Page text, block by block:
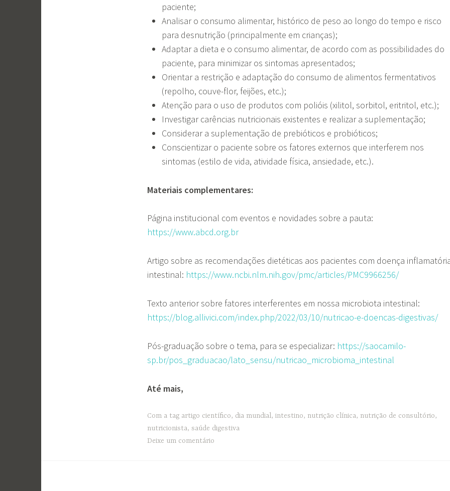
paciente;
Analisar o consumo alimentar, histórico de peso ao longo do tempo e risco
para desnutrição (principalmente em crianças);
Adaptar a dieta e o consumo alimentar, de acordo com as possibilidades do
paciente, para minimizar os sintomas apresentados;
Orientar a restrição e adaptação do consumo de alimentos fermentativos
(repolho, couve-flor, feijões, etc.);
Atenção para o uso de produtos com polióis (xilitol, sorbitol, eritritol, etc.);
Investigar carências nutricionais existentes e realizar a suplementação;
Considerar a suplementação de prebióticos e probióticos;
Conscientizar o paciente sobre os fatores externos que interferem nos
sintomas (estilo de vida, atividade física, ansiedade, etc.).
Materiais complementares:
Página institucional com eventos e novidades sobre a pauta:
https://www.abcd.org.br
Artigo sobre as recomendações dietéticas aos pacientes com doença
intestinal: https://www.ncbi.nlm.nih.gov/pmc/articles/PMC9966256/
Texto anterior sobre fatores interferentes em nossa microbiota intestinal:
https://blog.allivici.com/index.php/2022/03/10/nutricao-e-doencas-digestivas/
Pós-graduação sobre o tema, para se especializar:​​ https://saocamilo-
sp.br/pos_graduacao/lato_sensu/nutricao_microbioma_intestinal
Até mais,
Com a tag artigo científico, dia mundial, intestino, nutrição clínica, nutrição de consultório,
nutricionista, saúde digestiva
Deixe um comentário